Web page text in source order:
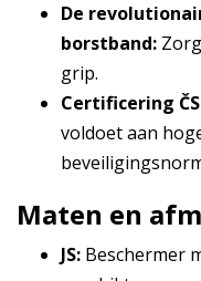
De
borstband:
grip.
Certificering
voldoet aan
Maten en
JS: Beschermer